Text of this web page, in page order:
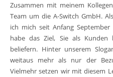
Zusammen mit meinem
Team um die A-Switch GmbH.
ich mich seit Anfang
habe das Ziel, Sie als
beliefern. Hinter unserem
weitaus mehr als nur der
Vielmehr setzen wir mit diesem